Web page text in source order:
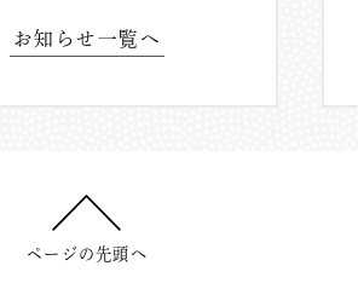
お知らせ一覧へ
ページの先頭へ